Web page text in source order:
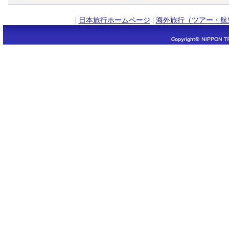
| 日本旅行ホームページ | 海外旅行（ツアー・航